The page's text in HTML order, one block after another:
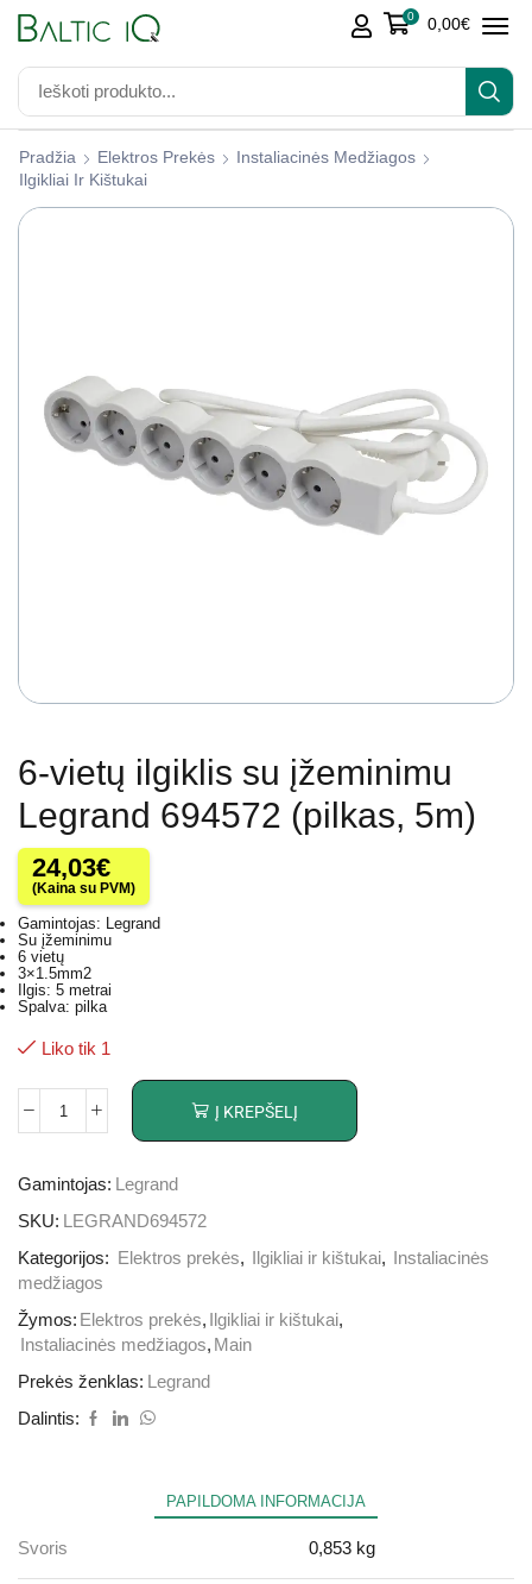
0 0,00€
Pradžia Elektros Prekės
Instaliacinės Medžiagos
Ilgikliai Ir Kištukai
6-vietų ilgiklis su įžeminimu
Legrand 694572 (pilkas, 5m)
24,03€
(Kaina su PVM)
Gamintojas: Legrand
Su įžeminimu
6 vietų
3×1.5mm2
Ilgis: 5 metrai
Spalva: pilka
Liko tik 1
Į KREPŠELĮ
Gamintojas:
Legrand
SKU:
LEGRAND694572
Kategorijos:
Elektros prekės, Ilgikliai ir kištukai,
Instaliacinės
medžiagos
Žymos: Elektros prekės, Ilgikliai ir kištukai,
Instaliacinės medžiagos, Main
Prekės ženklas:
Legrand
Dalintis:
PAPILDOMA INFORMACIJA
Svoris 0,853 kg